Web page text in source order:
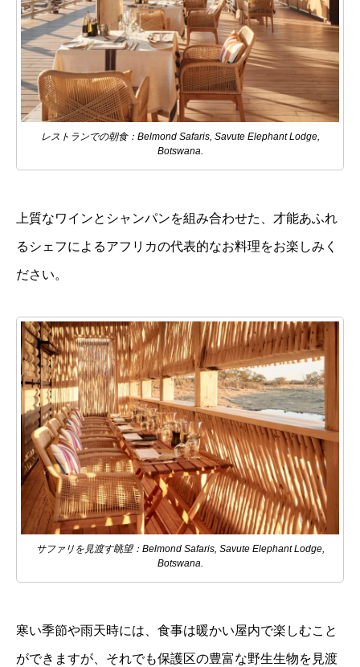
レストランでの朝食：Belmond Safaris, Savute Elephant Lodge,
Botswana.
上質なワインとシャンパンを組み合わせた、才能あふれ
るシェフによるアフリカの代表的なお料理をお楽しみく
ださい。
サファリを見渡す眺望：Belmond Safaris, Savute Elephant Lodge,
Botswana.
寒い季節や雨天時には、食事は暖かい屋内で楽しむこと
ができますが、それでも保護区の豊富な野生生物を見渡